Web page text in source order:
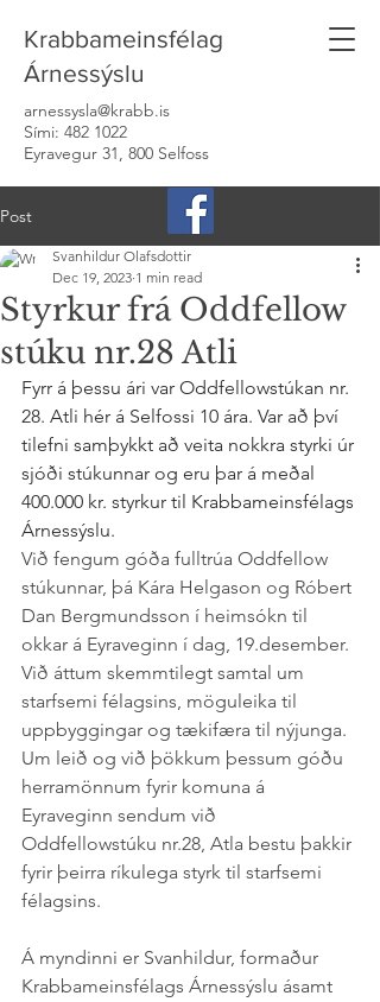
Krabbameinsfélag
Árnessýslu
arnessysla@krabb.is
Sími: 482 1022
Eyravegur 31, 800 Selfoss
Post
Styrkur frá Oddfellow
stúku nr.28 Atli
Svanhildur Olafsdottir
Dec 19, 2023 1 min read
Fyrr á þessu ári var Oddfellowstúkan nr.
28. Atli hér á Selfossi 10 ára. Var að því
tilefni samþykkt að veita nokkra styrki úr
sjóði stúkunnar og eru þar á meðal
400.000 kr. styrkur til Krabbameinsfélags
Árnessýslu.
Við fengum góða fulltrúa Oddfellow
stúkunnar, þá Kára Helgason og Róbert
Dan Bergmundsson í heimsókn til
okkar á Eyraveginn í dag, 19.desember.
Við áttum skemmtilegt samtal um
starfsemi félagsins, möguleika til
uppbyggingar og tækifæra til nýjunga.
Um leið og við þökkum þessum góðu
herramönnum fyrir komuna á
Eyraveginn sendum við
Oddfellowstúku nr.28, Atla bestu þakkir
fyrir þeirra ríkulega styrk til starfsemi
félagsins.
Á myndinni er Svanhildur, formaður
Krabbameinsfélags Árnessýslu ásamt